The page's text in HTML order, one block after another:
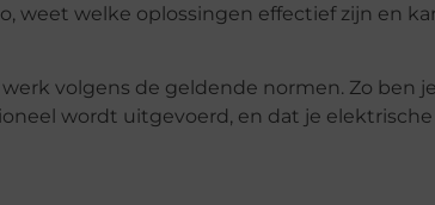
weet welke oplossingen effectief zijn en
volgens de geldende normen. Zo ben
wordt uitgevoerd, en dat je elektrische